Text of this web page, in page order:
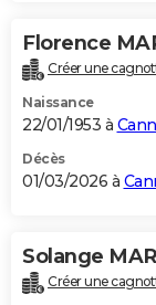
Florence
Créer une
Naissance
22/01/1953 à
Décès
01/03/2026 à
Solange
Créer une